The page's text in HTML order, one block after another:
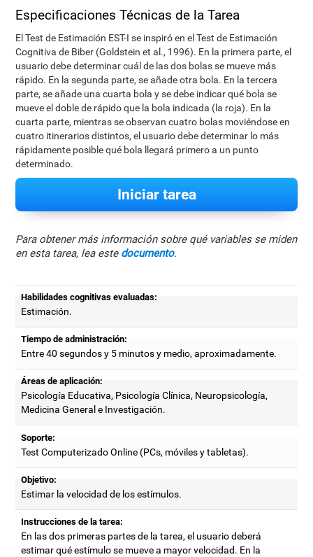
Especificaciones Técnicas de la Tarea
El Test de Estimación EST-I se inspiró en el Test de Estimación
Cognitiva de Biber (Goldstein et al., 1996). En la primera parte, el
usuario debe determinar cuál de las dos bolas se mueve más
rápido. En la segunda parte, se añade otra bola. En la tercera
parte, se añade una cuarta bola y se debe indicar qué bola se
mueve el doble de rápido que la bola indicada (la roja). En la
cuarta parte, mientras se observan cuatro bolas moviéndose en
cuatro itinerarios distintos, el usuario debe determinar lo más
rápidamente posible qué bola llegará primero a un punto
determinado.
Iniciar tarea
Para obtener más información sobre qué variables se miden
en esta tarea, lea este documento.
Habilidades cognitivas evaluadas:
Estimación.
Tiempo de administración:
Entre 40 segundos y 5 minutos y medio, aproximadamente.
Áreas de aplicación:
Psicología Educativa, Psicología Clínica, Neuropsicología,
Medicina General e Investigación.
Soporte:
Test Computerizado Online (PCs, móviles y tabletas).
Objetivo:
Estimar la velocidad de los estímulos.
Instrucciones de la tarea:
En las dos primeras partes de la tarea, el usuario deberá
estimar qué estímulo se mueve a mayor velocidad. En la